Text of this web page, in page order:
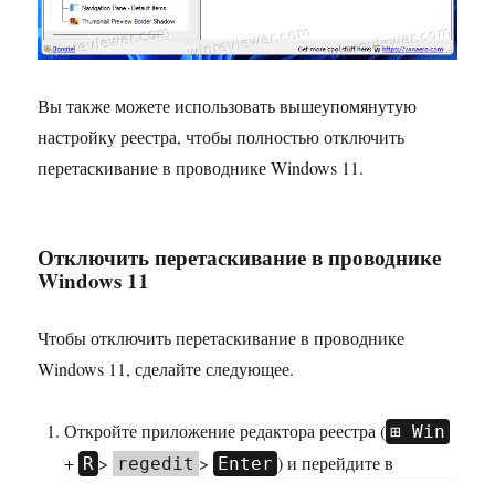
Вы также можете использовать вышеупомянутую
настройку реестра, чтобы полностью отключить
перетаскивание в проводнике Windows 11.
Отключить перетаскивание в проводнике
Windows 11
Чтобы отключить перетаскивание в проводнике
Windows 11, сделайте следующее.
Откройте приложение редактора реестра ( Win
+ R > regedit > Enter ) и перейдите в